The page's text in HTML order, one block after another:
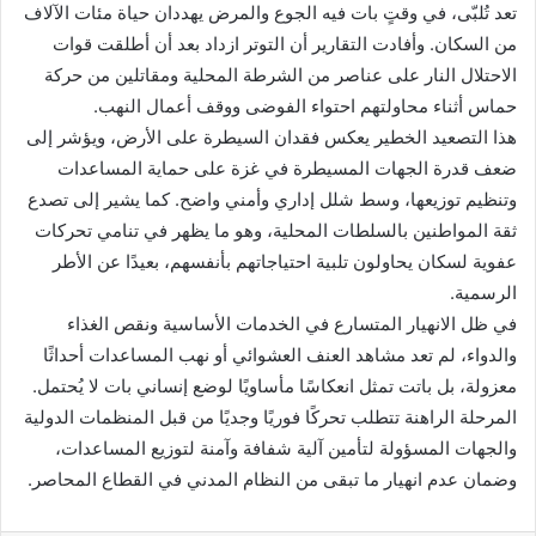
تعد تُلبّى، في وقتٍ بات فيه الجوع والمرض يهددان حياة مئات الآلاف
من السكان. وأفادت التقارير أن التوتر ازداد بعد أن أطلقت قوات
الاحتلال النار على عناصر من الشرطة المحلية ومقاتلين من حركة
حماس أثناء محاولتهم احتواء الفوضى ووقف أعمال النهب.
هذا التصعيد الخطير يعكس فقدان السيطرة على الأرض، ويؤشر إلى
ضعف قدرة الجهات المسيطرة في غزة على حماية المساعدات
وتنظيم توزيعها، وسط شلل إداري وأمني واضح. كما يشير إلى تصدع
ثقة المواطنين بالسلطات المحلية، وهو ما يظهر في تنامي تحركات
عفوية لسكان يحاولون تلبية احتياجاتهم بأنفسهم، بعيدًا عن الأطر
الرسمية.
في ظل الانهيار المتسارع في الخدمات الأساسية ونقص الغذاء
والدواء، لم تعد مشاهد العنف العشوائي أو نهب المساعدات أحداثًا
معزولة، بل باتت تمثل انعكاسًا مأساويًا لوضع إنساني بات لا يُحتمل.
المرحلة الراهنة تتطلب تحركًا فوريًا وجديًا من قبل المنظمات الدولية
والجهات المسؤولة لتأمين آلية شفافة وآمنة لتوزيع المساعدات،
وضمان عدم انهيار ما تبقى من النظام المدني في القطاع المحاصر.